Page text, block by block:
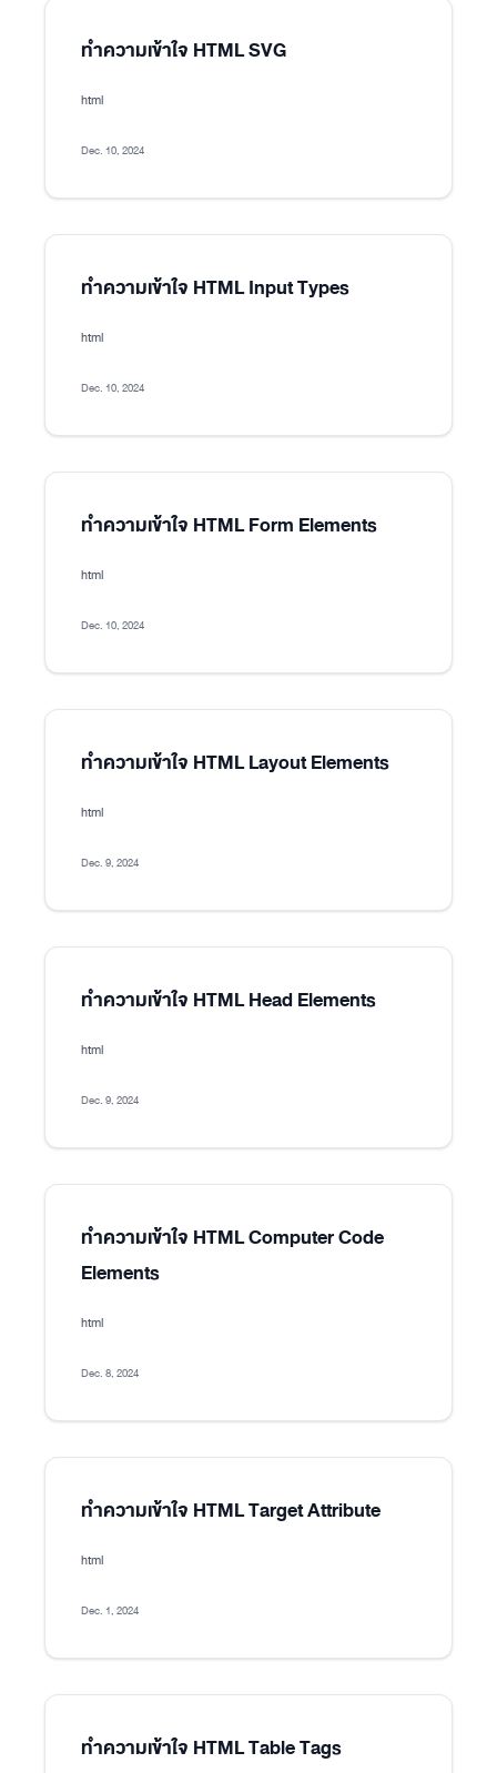
ทำความเข้าใจ HTML SVG
html
Dec. 10, 2024
ทำความเข้าใจ HTML Input Types
html
Dec. 10, 2024
ทำความเข้าใจ HTML Form Elements
html
Dec. 10, 2024
ทำความเข้าใจ HTML Layout Elements
html
Dec. 9, 2024
ทำความเข้าใจ HTML Head Elements
html
Dec. 9, 2024
ทำความเข้าใจ HTML Computer Code
Elements
html
Dec. 8, 2024
ทำความเข้าใจ HTML Target Attribute
html
Dec. 1, 2024
ทำความเข้าใจ HTML Table Tags